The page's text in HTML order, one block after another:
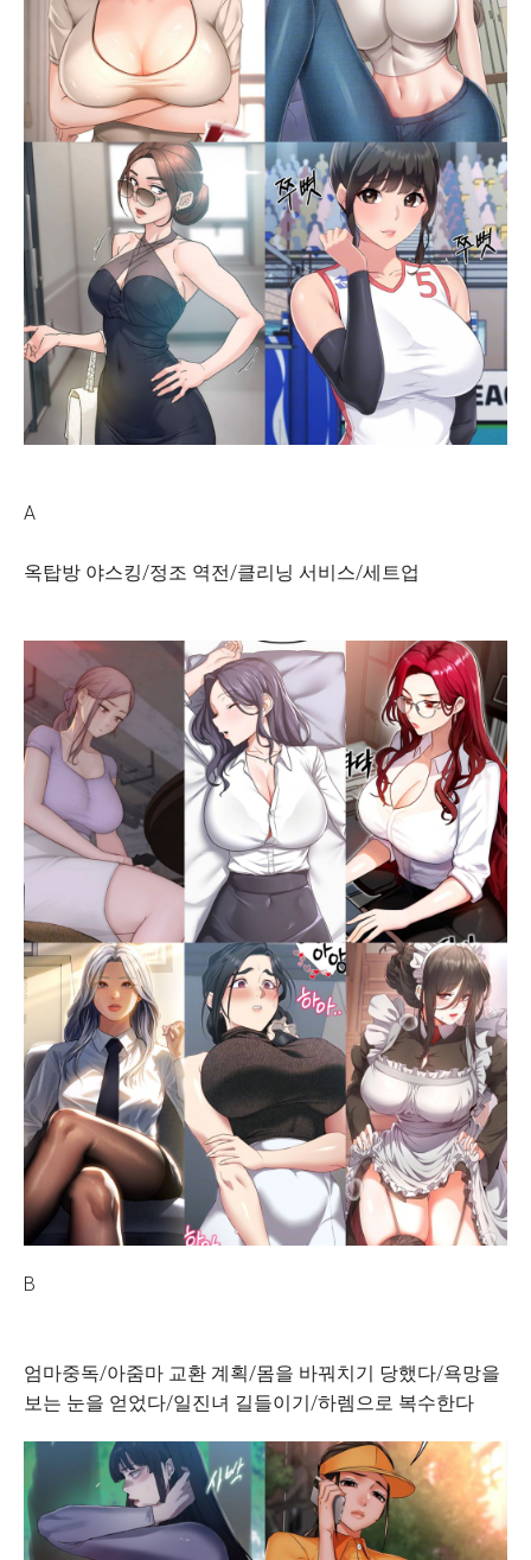
A
옥탑방 야스킹/정조 역전/클리닝 서비스/세트업
B
엄마중독/아줌마 교환 계획/몸을 바꿔치기 당했다/욕망을
보는 눈을 얻었다/일진녀 길들이기/하렘으로 복수한다